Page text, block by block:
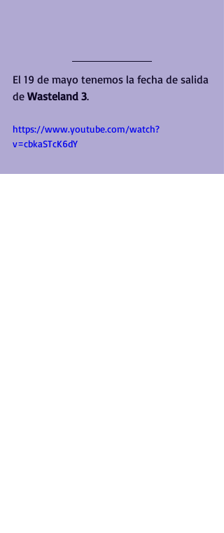
El 19 de mayo tenemos la fecha de salida
de Wasteland 3.
https://www.youtube.com/watch?
v=cbkaSTcK6dY